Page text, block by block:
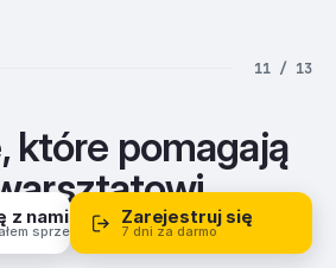
z nami
sprzedaży
Zarejestruj się
7 dni za darmo
11 / 13
które pomagają